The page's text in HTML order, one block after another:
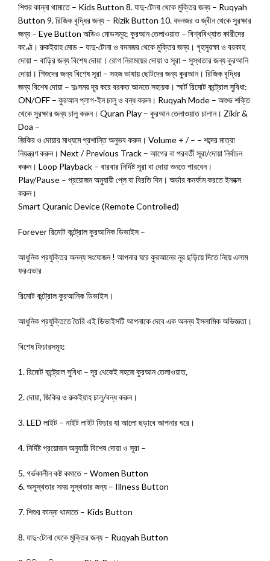
শিশুর কান্না থামাতে – Kids Button 8. যাদু-টোনা থেকে মুক্তির জন্য – Ruqyah
Button 9. রিজিক বৃদ্ধির জন্য – Rizik Button 10. বদনজর ও জ্বীন থেকে সুরক্ষার
জন্য – Eye Button অডিও মোডসমূহ: কুরআন তেলাওয়াত – বিশ্ববিখ্যাত কারীদের
কণ্ঠে। রুকইয়াহ মোড – যাদু-টোনা ও বদনজর থেকে মুক্তির জন্য। গৃহসুরক্ষা ও বরকাহ
দোয়া – বাড়ির জন্য বিশেষ দোয়া। রোগ নিরাময়ের দোয়া ও সূরা – সুস্থতার জন্য কুরআনি
দোয়া। শিশুদের জন্য বিশেষ সূরা – সহজ ভাষায় ছোটদের জন্য কুরআন। রিজিক বৃদ্ধির
জন্য বিশেষ দোয়া – দুঃসময় দূর করে বরকত আনতে সহায়ক। স্মার্ট রিমোট কন্ট্রোল সুবিধা:
ON/OFF – কুরআন প্লাগ-ইন চালু ও বন্ধ করুন। Ruqyah Mode – অশুভ শক্তি
থেকে সুরক্ষার জন্য চালু করুন। Quran Play – কুরআন তেলাওয়াত চালান। Zikir &
Doa –
জিকির ও দোয়ার মাধ্যমে প্রশান্তি অনুভব করুন। Volume + / – – শব্দের মাত্রা
নিয়ন্ত্রণ করুন। Next / Previous Track – আগের বা পরবর্তী সূরা/দোয়া নির্বাচন
করুন। Loop Playback – বারবার নির্দিষ্ট সূরা বা দোয়া শুনতে পারবেন।
Play/Pause – প্রয়োজন অনুযায়ী প্লে বা বিরতি দিন। অর্ডার কনর্ফাম করতে ইনবক্স
করুন।
Smart Quranic Device (Remote Controlled)
Forever রিমোট কন্ট্রোল কুরআনিক ডিভাইস –
আধুনিক প্রযুক্তির অনন্য সংযোজন ! আপনার ঘরে কুরআনের নূর ছড়িয়ে দিতে নিয়ে এলাম
ফরএভার
রিমোট কন্ট্রোল কুরআনিক ডিভাইস।
আধুনিক প্রযুক্তিতে তৈরি এই ডিভাইসটি আপনাকে দেবে এক অনন্য ইসলামিক অভিজ্ঞতা।
বিশেষ ফিচারসমূহ:
1. রিমোট কন্ট্রোল সুবিধা – দূর থেকেই সহজে কুরআন তেলাওয়াত,
2. দোয়া, জিকির ও রুকইয়াহ চালু/বন্ধ করুন।
3. LED লাইট – নাইট লাইট ফিচার যা আলো ছড়াবে আপনার ঘরে।
4. নির্দিষ্ট প্রয়োজন অনুযায়ী বিশেষ দোয়া ও সূরা –
5. গর্ভকালীন কষ্ট কমাতে – Women Button
6. অসুস্থতার সময় সুস্থতার জন্য – Illness Button
7. শিশুর কান্না থামাতে – Kids Button
8. যাদু-টোনা থেকে মুক্তির জন্য – Ruqyah Button